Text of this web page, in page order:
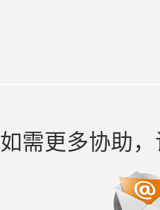
如需更多协助